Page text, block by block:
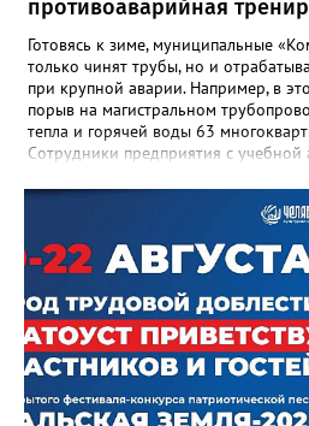
в некрологе.
противоаварийная
Готовясь к зиме, муниципальные
только чинят трубы, но и
при крупной аварии. Например, в
порыв на магистральном
тепла и горячей воды 63
Сотрудники предприятия с учебной
отметили и недочёты. «Например,
несвоевременно приняли меры для
“перемерзания” общей домовой
многоквартирного дома,
ресурсоснабжающей
— сообщила начальник Главного
Настенко. В следующий раз,
Госжилинспекции, службы должны
оперативно делиться информацией
заинтересованными – от
потребителей.